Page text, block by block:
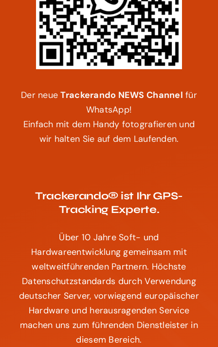
Der neueTrackerando NEWS Channel für
WhatsApp!
Einfach mit dem Handy fotografieren und
wir halten Sie auf dem Laufenden.
Trackerando® ist Ihr GPS-
Tracking Experte.
Über 10 Jahre Soft- und
Hardwareentwicklung gemeinsam mit
weltweitführenden Partnern. Höchste
Datenschutzstandards durch Verwendung
deutscher Server, vorwiegend europäischer
Hardware und herausragenden Service
machen uns zum führenden Dienstleister in
diesem Bereich.